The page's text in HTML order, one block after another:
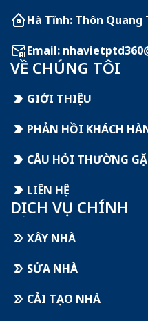
Hà Tĩnh: Thôn Quang
Email:
VỀ CHÚNG TÔI
GIỚI THIỆU
PHẢN HỒI KHÁCH
CÂU HỎI THƯỜNG
LIÊN HỆ
DỊCH VỤ CHÍNH
XÂY NHÀ
SỬA NHÀ
CẢI TẠO NHÀ